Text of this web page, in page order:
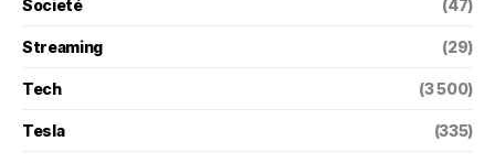
Societé (47)
Streaming (29)
Tech (3 500)
Tesla (335)